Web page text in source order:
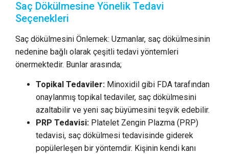
Saç Dökülmesine Yönelik Tedavi
Seçenekleri
Saç dökülmesini Önlemek: Uzmanlar, saç dökülmesinin
nedenine bağlı olarak çeşitli tedavi yöntemleri
önermektedir. Bunlar arasında;
Topikal Tedaviler: Minoxidil gibi FDA tarafından
onaylanmış topikal tedaviler, saç dökülmesini
azaltabilir ve yeni saç büyümesini teşvik edebilir.
PRP Tedavisi: Platelet Zengin Plazma (PRP)
tedavisi, saç dökülmesi tedavisinde giderek
popülerleşen bir yöntemdir. Kişinin kendi kanı